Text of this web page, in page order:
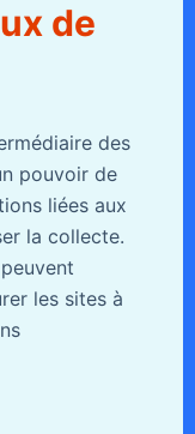
de
des
pouvoir de
liées aux
la collecte.
les sites à